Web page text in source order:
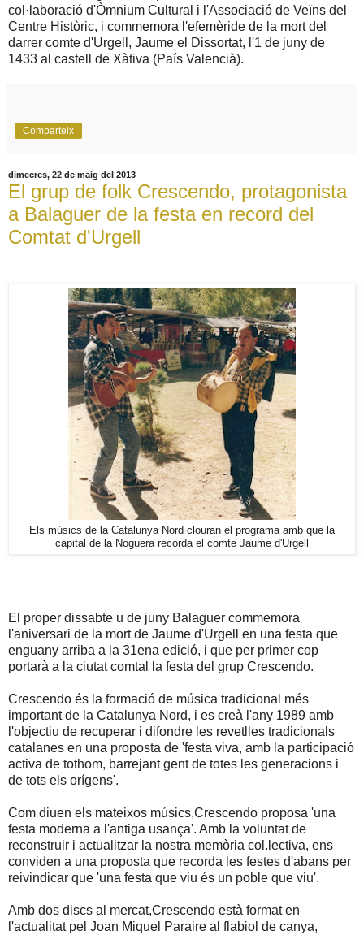
col·laboració d'Òmnium Cultural i l'Associació de Veïns del
Centre Històric, i commemora l'efemèride de la mort del
darrer comte d'Urgell, Jaume el Dissortat, l'1 de juny de
1433 al castell de Xàtiva (País Valencià).
Comparteix
dimecres, 22 de maig del 2013
El grup de folk Crescendo, protagonista
a Balaguer de la festa en record del
Comtat d'Urgell
Els músics de la Catalunya Nord clouran el programa amb que la
capital de la Noguera recorda el comte Jaume d'Urgell
El proper dissabte u de juny Balaguer commemora
l'aniversari de la mort de Jaume d'Urgell en una festa que
enguany arriba a la 31ena edició, i que per primer cop
portarà a la ciutat comtal la festa del grup Crescendo.
Crescendo és la formació de música tradicional més
important de la Catalunya Nord, i es creà l'any 1989 amb
l'objectiu de recuperar i difondre les revetlles tradicionals
catalanes en una proposta de 'festa viva, amb la participació
activa de tothom, barrejant gent de totes les generacions i
de tots els orígens'.
Com diuen els mateixos músics,Crescendo proposa 'una
festa moderna a l'antiga usança'. Amb la voluntat de
reconstruir i actualitzar la nostra memòria col.lectiva, ens
conviden a una proposta que recorda les festes d'abans per
reivindicar que 'una festa que viu és un poble que viu'.
Amb dos discs al mercat,Crescendo està format en
l'actualitat pel Joan Miquel Paraire al flabiol de canya,